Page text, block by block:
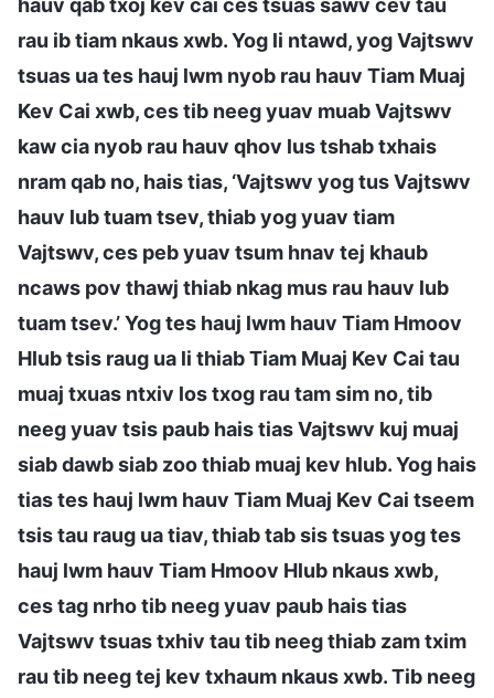
rau ib tiam nkaus xwb. Yog li ntawd, yog Vajtswv
tsuas ua tes hauj lwm nyob rau hauv Tiam Muaj
Kev Cai xwb, ces tib neeg yuav muab Vajtswv
kaw cia nyob rau hauv qhov lus tshab txhais
nram qab no, hais tias, ‘Vajtswv yog tus Vajtswv
hauv lub tuam tsev, thiab yog yuav tiam
Vajtswv, ces peb yuav tsum hnav tej khaub
ncaws pov thawj thiab nkag mus rau hauv lub
tuam tsev.’ Yog tes hauj lwm hauv Tiam Hmoov
Hlub tsis raug ua li thiab Tiam Muaj Kev Cai tau
muaj txuas ntxiv los txog rau tam sim no, tib
neeg yuav tsis paub hais tias Vajtswv kuj muaj
siab dawb siab zoo thiab muaj kev hlub. Yog hais
tias tes hauj lwm hauv Tiam Muaj Kev Cai tseem
tsis tau raug ua tiav, thiab tab sis tsuas yog tes
hauj lwm hauv Tiam Hmoov Hlub nkaus xwb,
ces tag nrho tib neeg yuav paub hais tias
Vajtswv tsuas txhiv tau tib neeg thiab zam txim
rau tib neeg tej kev txhaum nkaus xwb. Tib neeg